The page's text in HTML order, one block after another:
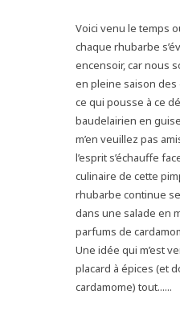
Voici venu le temps
chaque rhubarbe
encensoir, car nous
en pleine saison
ce qui pousse à ce
baudelairien en
m’en veuillez pas
l’esprit s’échauffe
culinaire de cette
rhubarbe continue
dans une salade en
parfums de
Une idée qui m’est
placard à épices (et
cardamome) tout......